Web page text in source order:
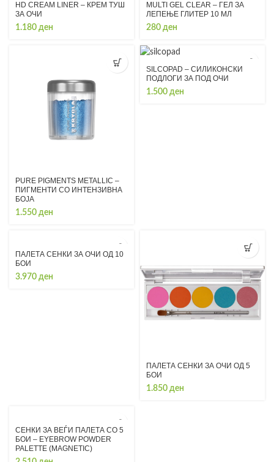
HD CREAM LINER – КРЕМ ТУШ
ЗА ОЧИ
1.180 ден
MULTI GEL CLEAR – ГЕЛ ЗА
ЛЕПЕЊЕ ГЛИТЕР 10 МЛ
280 ден
PURE PIGMENTS METALLIC –
ПИГМЕНТИ СО ИНТЕНЗИВНА
БОЈА
1.550 ден
SILCOPAD – СИЛИКОНСКИ
ПОДЛОГИ ЗА ПОД ОЧИ
1.500 ден
ПАЛЕТА СЕНКИ ЗА ОЧИ ОД 10
БОИ
3.970 ден
ПАЛЕТА СЕНКИ ЗА ОЧИ ОД 5
БОИ
1.850 ден
СЕНКИ ЗА ВЕЃИ ПАЛЕТА СО 5
БОИ – EYEBROW POWDER
PALETTE (MAGNETIC)